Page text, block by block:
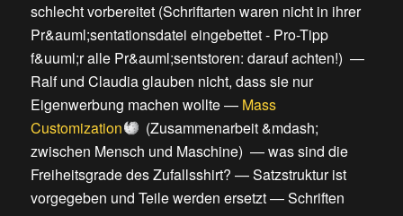
schlecht vorbereitet(Schriftarten waren nicht in ihrer
Pr&auml;sentationsdatei eingebettet - Pro-Tipp
f&uuml;r alle Pr&auml;sentstoren: darauf achten!) —
Ralf und Claudia glauben nicht, dass sie nur
Eigenwerbung machen wollte— Mass
Customization
(Zusammenarbeit &mdash;
zwischen Mensch und Maschine) —was sind die
Freiheitsgrade des Zufallsshirt? —Satzstruktur ist
vorgegeben und Teile werden ersetzt—Schriften